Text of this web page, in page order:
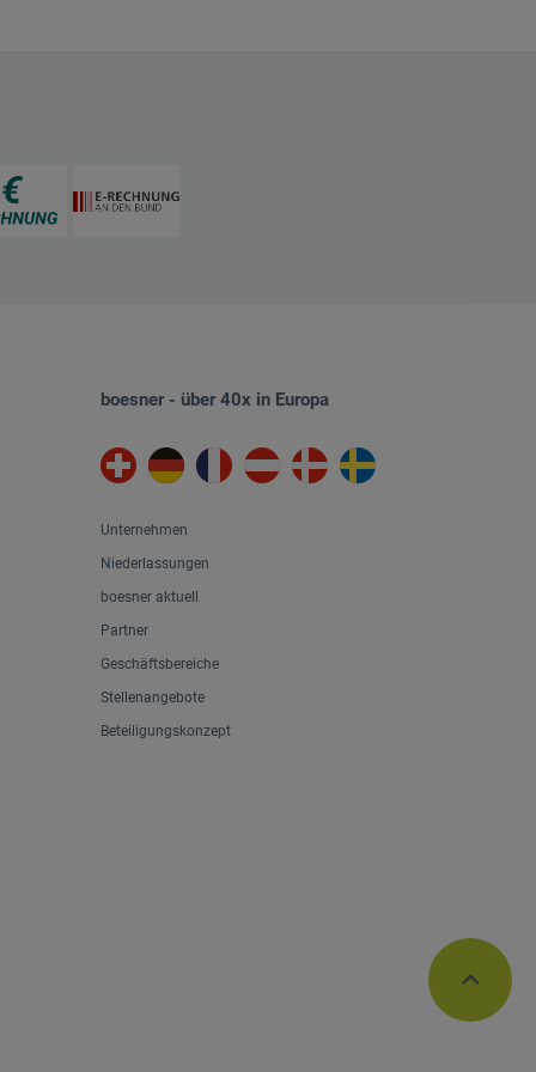
boesner - über 40x in Europa
Unternehmen
Niederlassungen
boesner aktuell
Partner
Geschäftsbereiche
Stellenangebote
Beteiligungskonzept